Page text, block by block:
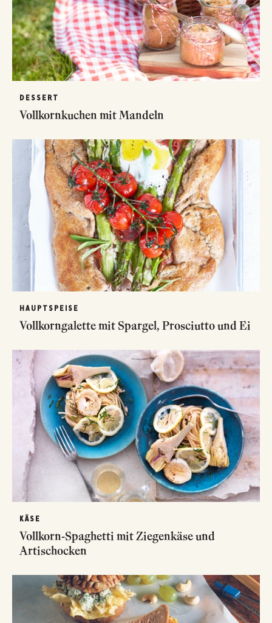
DESSERT
Vollkornkuchen mit Mandeln
HAUPTSPEISE
Vollkorngalette mit Spargel, Prosciutto und Ei
KÄSE
Vollkorn-Spaghetti mit Ziegenkäse und
Artischocken